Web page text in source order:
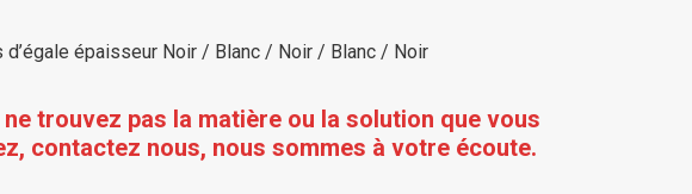
125,00€
d’égale épaisseur Noir / Blanc / Noir / Blanc / Noir
trouvez pas la matière ou la solution que vous
contactez nous, nous sommes à votre écoute.